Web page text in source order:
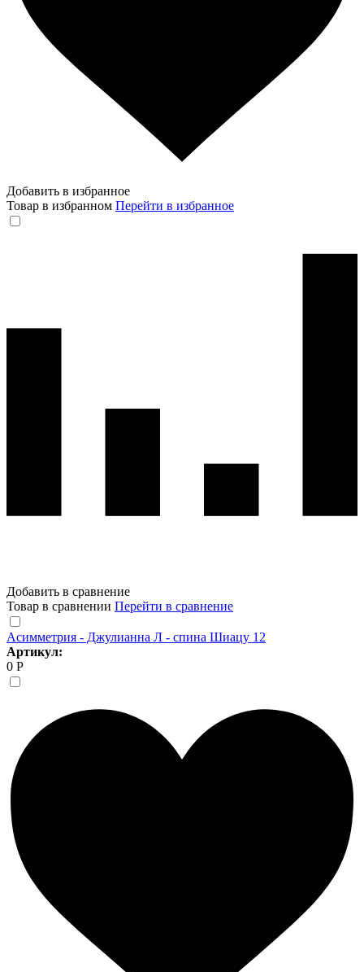
Добавить в избранное
Товар в избранном Перейти в избранное
Добавить в сравнение
Товар в сравнении Перейти в сравнение
Асимметрия - Джулианна Л - спина Шиацу 12
Артикул:
0 Р